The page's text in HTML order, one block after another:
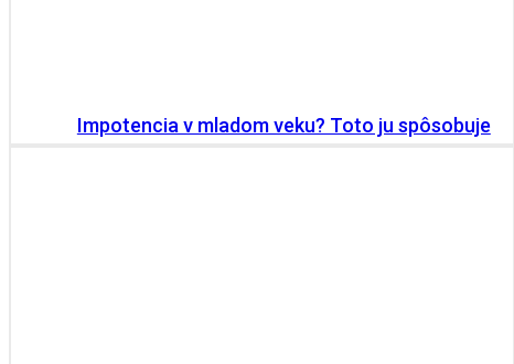
Impotencia v mladom veku? Toto ju spôsobuje